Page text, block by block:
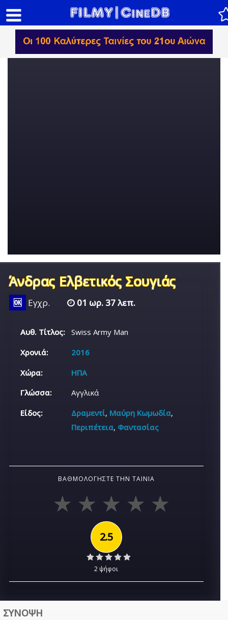
Άνδρας Ελβετικός Σουγιάς
🆗 Εγχρ. 01 ωρ. 37 λεπ.
Αυθ. Τίτλος:
Swiss Army Man
Χρονιά:
2016
Χώρα:
ΗΠΑ
Γλώσσα:
Αγγλικά
Είδος:
Δραμεντί, Μαύρη Κωμωδία,
Περιπέτεια, Φαντασίας
ΒΑΘΜΟΛΟΓΉΣΤΕ ΤΗΝ ΤΑΙΝΊΑ
2.5
2 ψήφοι
ΣΥΝΟΨΗ